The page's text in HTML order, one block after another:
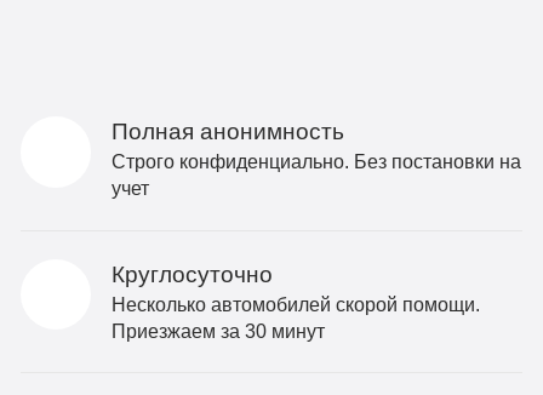
Полная анонимность
Строго конфиденциально. Без постановки на
учет
Круглосуточно
Несколько автомобилей скорой помощи.
Приезжаем за 30 минут